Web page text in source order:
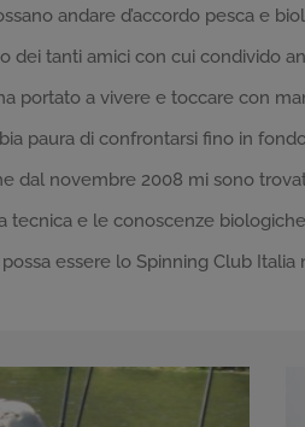
andare d’accordo pesca e
tanti amici con cui condivido
portato a vivere e toccare con
paura di confrontarsi fino in
dal novembre 2008 mi sono
e le conoscenze
essere lo Spinning Club Italia